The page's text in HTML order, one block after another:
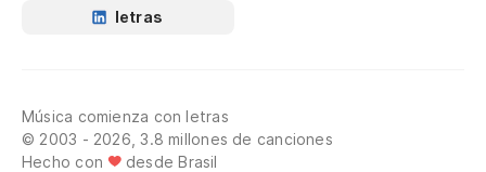
letras
Música comienza con letras
© 2003 - 2026, 3.8 millones de canciones
Hecho con
desde Brasil